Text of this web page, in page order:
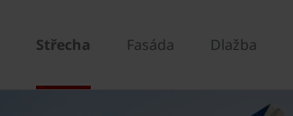
Střecha Fasáda Dlažba